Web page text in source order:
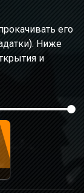
его
Ниже
и